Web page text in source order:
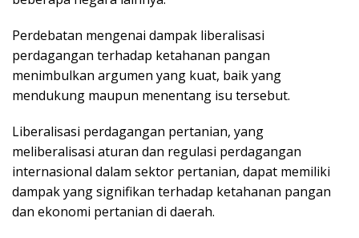
Perdebatan mengenai dampak liberalisasi
perdagangan terhadap ketahanan pangan
menimbulkan argumen yang kuat, baik yang
mendukung maupun menentang isu tersebut.
Liberalisasi perdagangan pertanian, yang
meliberalisasi aturan dan regulasi perdagangan
internasional dalam sektor pertanian, dapat memiliki
dampak yang signifikan terhadap ketahanan pangan
dan ekonomi pertanian di daerah.